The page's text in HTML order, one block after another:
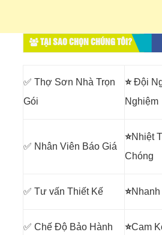
TẠI SAO CHỌN CHÚNG TÔI?
✅ Thợ Sơn Nhà Trọn
Gói
⭐Đội
Nghiệm
✅ Nhân Viên Báo Giá
⭐Nhiệt
Chóng
✅ Tư vấn Thiết Kế ⭐
✅ Chế Độ Bảo Hành ⭐Cam